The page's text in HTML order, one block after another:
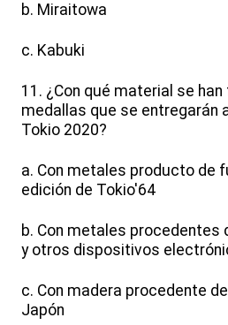
b. Miraitowa
c. Kabuki
11. ¿Con qué material se
medallas que se entregarán
Tokio 2020?
a. Con metales producto de
edición de Tokio'64
b. Con metales
y otros dispositivos
c. Con madera procedente
Japón